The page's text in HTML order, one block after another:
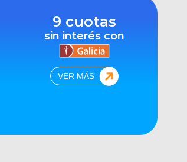
9 cuotas
sin interés con
VER MÁS